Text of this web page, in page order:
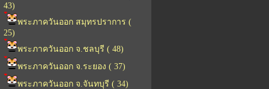
43)
พระภาควันออก สมุทรปราการ (
25)
พระภาควันออก จ.ชลบุรี ( 48)
พระภาควันออก จ.ระยอง ( 37)
พระภาควันออก จ.จันทบุรี ( 34)